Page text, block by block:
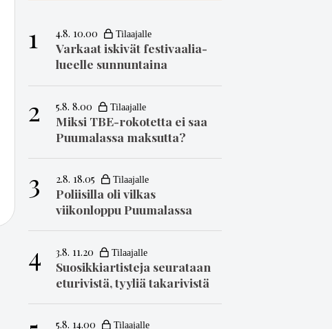
1 4.8. 10.00
Varkaat iskivät festivaa­li­a­
lueelle sunnuntaina
2 5.8. 8.00
Miksi TBE-rokotetta ei saa
Puumalassa maksutta?
3 2.8. 18.05
Poliisilla oli vilkas
viikonloppu Puumalassa
4 3.8. 11.20
Suosikkiartisteja seurataan
eturivistä, tyyliä takarivistä
5.8. 14.00